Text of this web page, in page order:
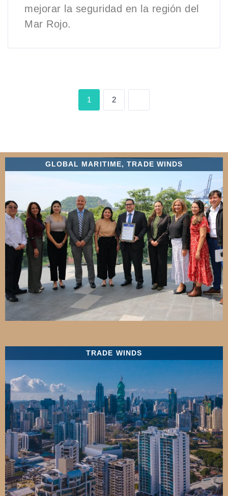
mejorar la seguridad en la región del
Mar Rojo.
1 2
GLOBAL MARITIME,TRADE WINDS
TRADE WINDS